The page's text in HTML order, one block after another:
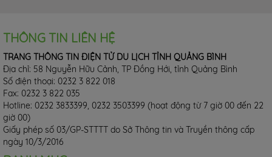
THÔNG TIN LIÊN HỆ
TRANG THÔNG TIN ĐIỆN TỬ DU LỊCH TỈNH QUẢNG BÌNH
Địa chỉ: 58 Nguyễn Hữu Cảnh, TP Đồng Hới, tỉnh Quảng Bình
Số điện thoại: 0232 3 822 018
Fax: 0232 3 822 035
Hotline: 0232 3833399, 0232 3503399 (hoạt động từ 7 giờ 00 đến 22
giờ 00)
Giấy phép số 03/GP-STTTT do Sở Thông tin và Truyền thông cấp
ngày 10/3/2016